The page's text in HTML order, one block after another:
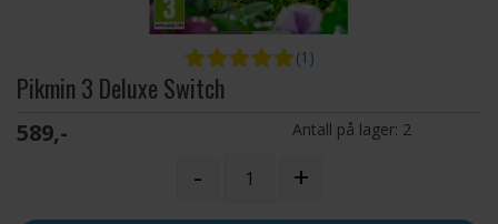
(1)
Pikmin 3 Deluxe Switch
589,- Antall på lager: 2
- +